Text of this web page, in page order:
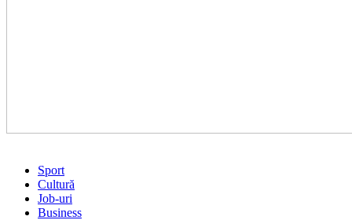
Sport
Cultură
Job-uri
Business